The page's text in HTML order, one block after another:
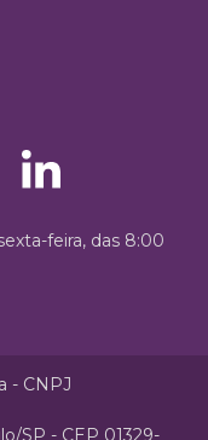
feira, das 8:00
- CNPJ
SP - CEP 01329-